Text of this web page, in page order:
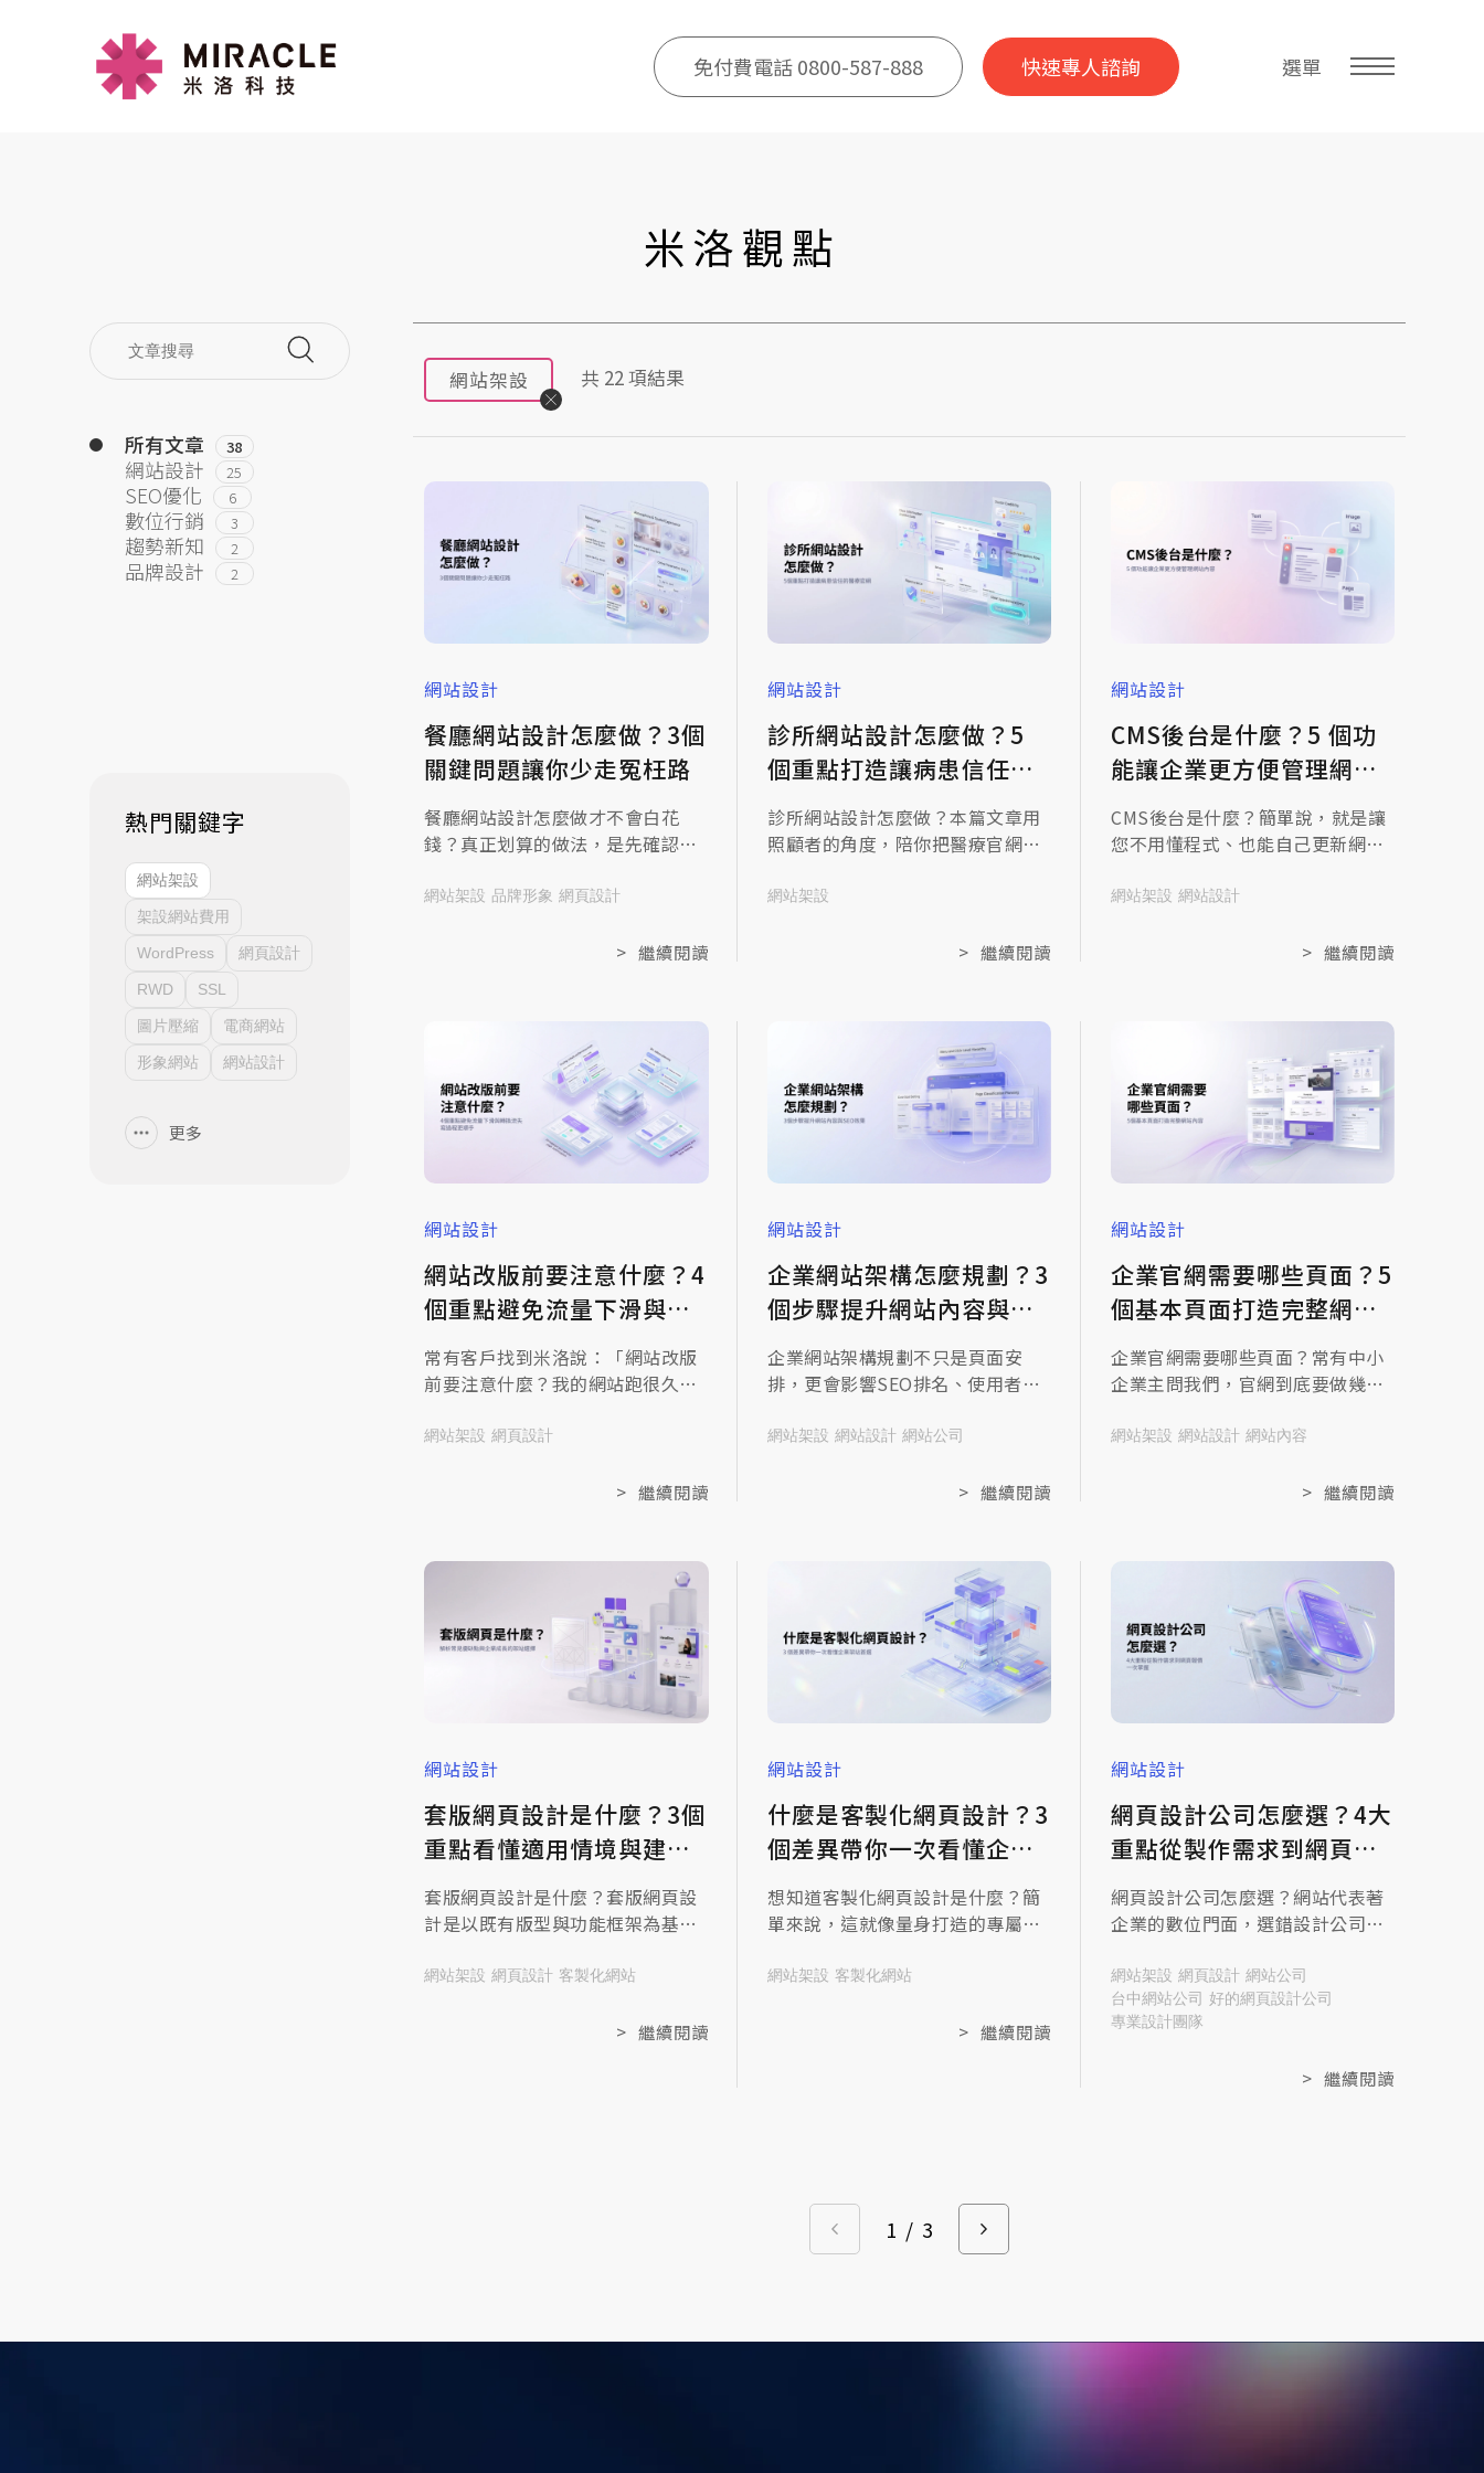
免付費電話 0800-587-888 快速專人諮詢 選單
米洛觀點
所有文章 38
網站設計 25
SEO優化 6
數位行銷 3
趨勢新知 2
品牌設計 2
網站架設 共 22項結果
網站設計
餐廳網站設計怎麼做？3個
關鍵問題讓你少走冤枉路
餐廳網站設計怎麼做才不會白花
錢？真正划算的做法，是先確認菜
客一眼看懂，順序抓對了，網站才
從以下3個層面出發，一起來看設計
網站架設 品牌形象 網頁設計
> 繼續閱讀
網站設計
診所網站設計怎麼做？5
個重點打造讓病患信任的
醫療官網
診所網站設計怎麼做？本篇文章用
照顧者的角度，陪你把醫療官網該
怎麼跟網站設計融在一起。不談太
網站架設
> 繼續閱讀
網站設計
CMS後台是什麼？5 個功
能讓企業更方便管理網站
內容
CMS後台是什麼？簡單說，就是讓
您不用懂程式、也能自己更新網站
字、圖片、最新消息想換，登入網
頭找工程師。這篇就把CMS後台是
網站架設 網站設計
> 繼續閱讀
網站設計
網站改版前要注意什麼？4
個重點避免流量下滑與轉
換流失
常有客戶找到米洛說：「網站改版
前要注意什麼？我的網站跑很久
沒問題，但接下來那句問的才是重
麼？」這篇就想跟您分享，網站改
楚，不讓辛苦建立的流量和詢問管
網站架設 網頁設計
> 繼續閱讀
網站設計
企業網站架構怎麼規劃？3
個步驟提升網站內容與
SEO效果
企業網站架構規劃不只是頁面安
排，更會影響SEO排名、使用者體
當，容易造成內容分類混亂、關鍵
題，進而影響流量與成效。本文將
標、依服務分類佈局關鍵字，到建
立清晰的導覽層級，幫助企業在設
計初期就奠定良好的SEO與使用者
體驗基礎。
網站架設 網站設計 網站公司
> 繼續閱讀
網站設計
企業官網需要哪些頁面？5
個基本頁面打造完整網站
內容
企業官網需要哪些頁面？常有中小
企業主問我們，官網到底要做幾個
網站看起來空洞，有些人則相反，
做了一大堆，訪客反而找不到重
您分享，企業官網頁面要怎麼安
排、哪些頁面常被忽略卻影響明
顯，以及米洛在協助品牌架站時的
實際規劃邏輯。
網站架設 網站設計 網站內容
> 繼續閱讀
網站設計
套版網頁設計是什麼？3個
重點看懂適用情境與建站
限制
套版網頁設計是什麼？套版網頁設
計是以既有版型與功能框架為基
資訊的建站方式，適合預算有限、
司介紹型網站。米洛提供模組化架
網站架設 網頁設計 客製化網站
> 繼續閱讀
網站設計
什麼是客製化網頁設計？3
個差異帶你一次看懂企業
架站首選
想知道客製化網頁設計是什麼？簡
單來說，這就像量身打造的專屬建
全依照您的業務邏輯與品牌視覺量
成框架不同，客製化設計是為了打
位行銷投資！
網站架設 客製化網站
> 繼續閱讀
網站設計
網頁設計公司怎麼選？4大
重點從製作需求到網頁報
價一次掌握
網頁設計公司怎麼選？網站代表著
企業的數位門面，選錯設計公司不
對琳瑯滿目的廠商，本篇指南略過
繁瑣理論，直接聚焦挑選網頁設計
公司的4大重點，從需求盤點、建置
析，助您快速做出正確決策，打造
網站架設 網頁設計 網站公司
台中網站公司 好的網頁設計公司
專業設計團隊
> 繼續閱讀
1 / 3
熱門關鍵字
網站架設
架設網站費用
WordPress 網頁設計
RWD SSL
圖片壓縮 電商網站
形象網站 網站設計
更多